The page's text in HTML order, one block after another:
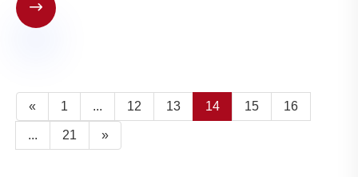

« 1 ... 12 13 14 15 16
... 21 »